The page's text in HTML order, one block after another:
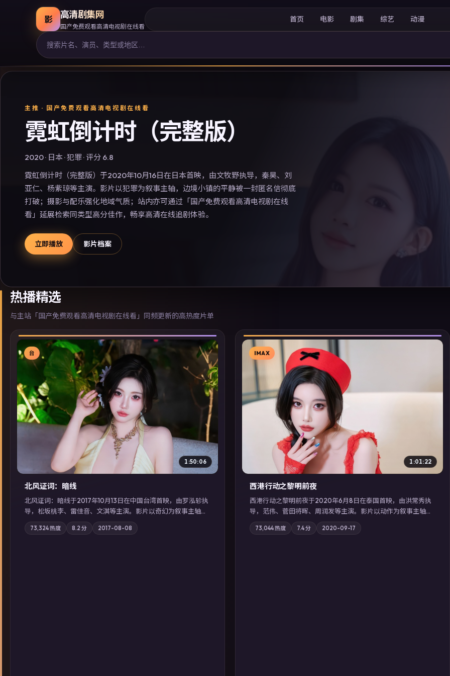
影 高清剧集网
国产免费观看高清电视剧在线看
首页 电影 剧集 综艺 动漫
主推 · 国产免费观看高清电视剧在线看
霓虹倒计时（完整版）
2020· 日本·犯罪· 评分 6.8
霓虹倒计时（完整版）于2020年10月16日在日本首映，由文牧野执导，秦昊、刘
亚仁、杨紫琼等主演。影片以犯罪为叙事主轴，边境小镇的平静被一封匿名信彻底
打破；摄影与配乐强化地域气质；站内亦可通过「国产免费观看高清电视剧在线
看」延展检索同类型高分佳作，畅享高清在线追剧体验。
立即播放 影片档案
热播精选
与主站「国产免费观看高清电视剧在线看」同频更新的高热度片单
▶
台
1:50:06
北风证词：暗线
北风证词：暗线于2017年10月13日在中国台湾首映，由罗泓轸执
导，松坂桃李、雷佳音、文淇等主演。影片以奇幻为叙事主轴，
旧案重提，真相与谎言在同一条时间线上交锋；摄影与配乐强化
地域气质；站内亦可通过「国产免费观看高清电视剧在线看」延
73,324热度 8.2 分 2017-08-08
▶
IMAX
1:01:22
西港行动之黎明前夜
西港行动之黎明前夜于2020年6月8日在泰国首映，由洪常秀执
导，范伟、菅田将晖、周润发等主演。影片以动作为叙事主轴，
亲情与职责必须在倒计时结束前做出抉择；摄影与配乐强化地域
气质；站内亦可通过「国产免费观看高清电视剧在线看」延展检
73,044热度 7.4分 2020-09-17